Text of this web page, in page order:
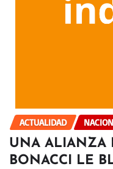
ACTUALIDAD
UNA ALIANZA
BONACCI LE